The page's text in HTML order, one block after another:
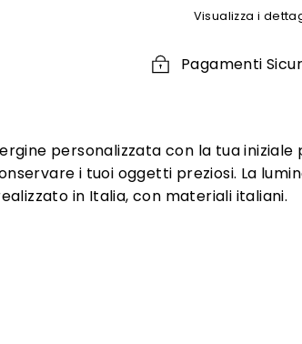
Visualizza i
Pagamenti
personalizzata con la tua
i tuoi oggetti preziosi. La
in Italia, con materiali italiani.